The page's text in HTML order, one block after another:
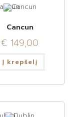
Cancun
€ 149,00
Į krepšelį